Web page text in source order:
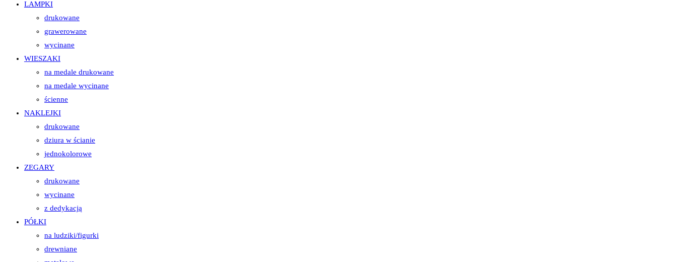
LAMPKI
drukowane
grawerowane
wycinane
WIESZAKI
na medale drukowane
na medale wycinane
ścienne
NAKLEJKI
drukowane
dziura w ścianie
jednokolorowe
ZEGARY
drukowane
wycinane
z dedykacją
PÓŁKI
na ludziki/figurki
drewniane